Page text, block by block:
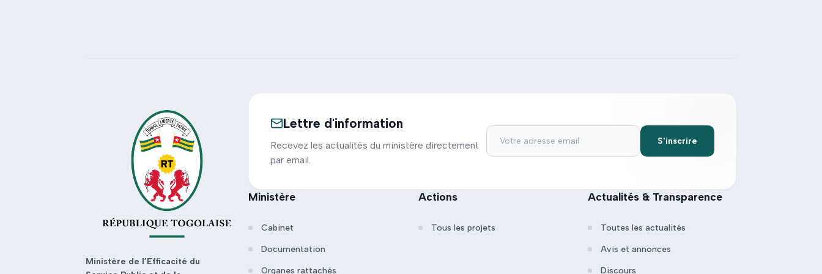
Ministère de l’Efficacité du
Lettre d'information
Recevez les actualités du ministère directement
par email.
S'inscrire
Ministère
Cabinet
Documentation
Organes rattachés
Actions
Tous les projets
Actualités & Transparence
Toutes les actualités
Avis et annonces
Discours